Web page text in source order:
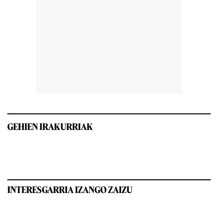
GEHIEN IRAKURRIAK
INTERESGARRIA IZANGO ZAIZU